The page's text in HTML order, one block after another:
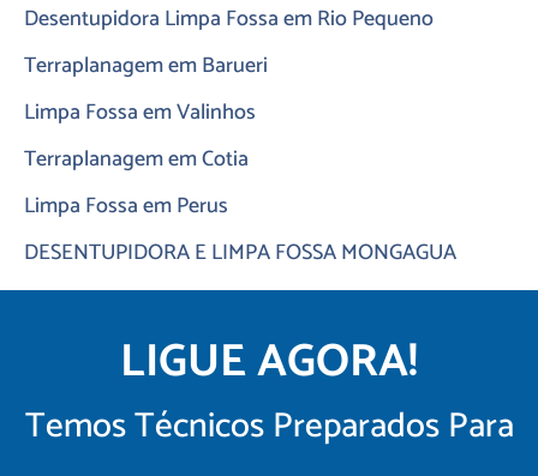
Desentupidora Limpa Fossa em Rio Pequeno
Terraplanagem em Barueri
Limpa Fossa em Valinhos
Terraplanagem em Cotia
Limpa Fossa em Perus
DESENTUPIDORA E LIMPA FOSSA MONGAGUA
LIGUE AGORA!
Temos Técnicos Preparados Para